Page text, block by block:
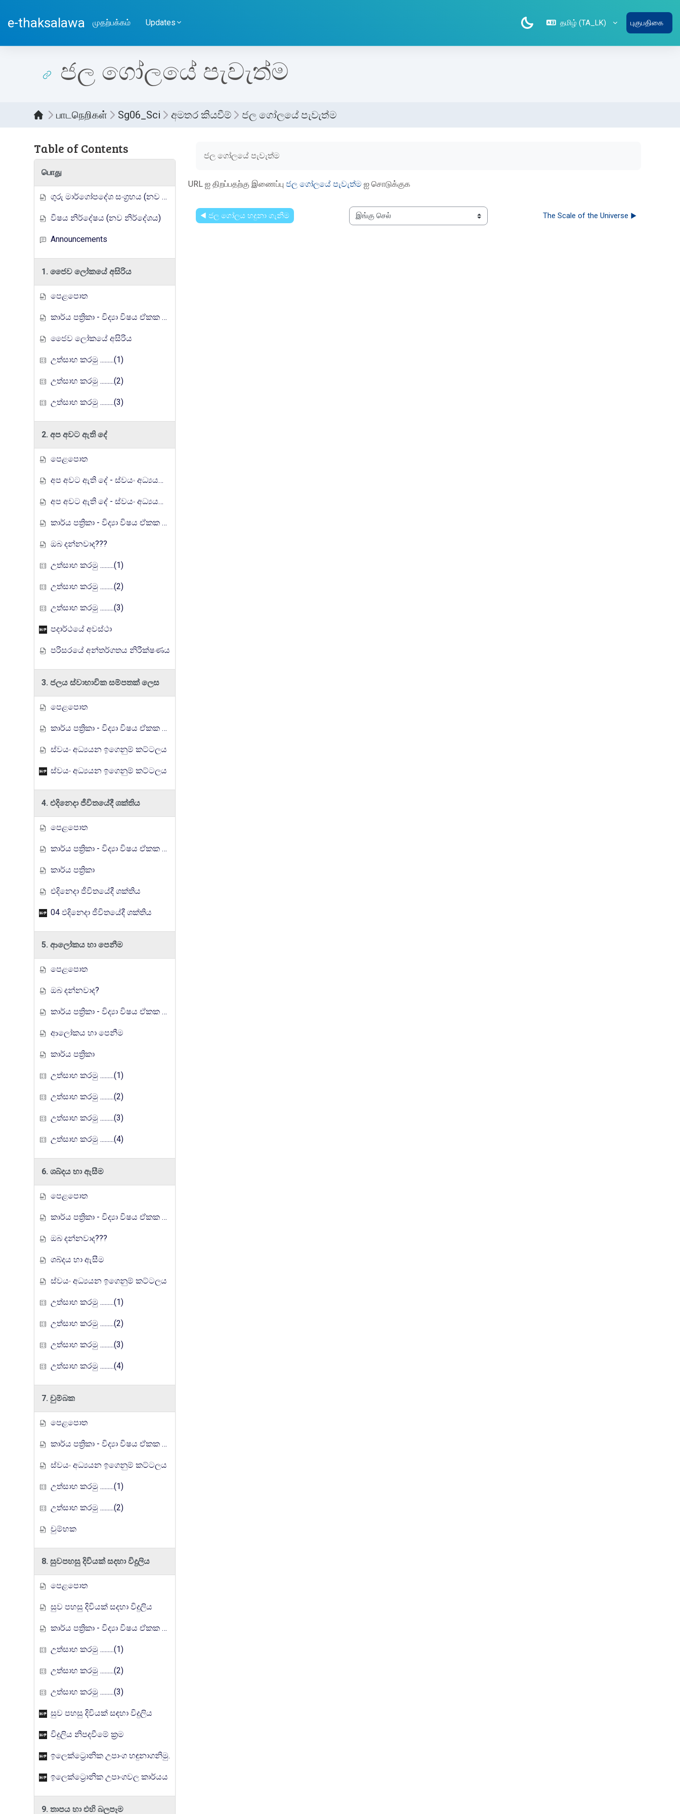
e-thaksalawa முதற்பக்கம் Updates தமிழ் ‎(TA_LK)‎ புகுபதிகை
ජල ගෝලයේ පැවැත්ම
பாடநெறிகள் Sg06_Sci අමතර කියවීම් ජල ගෝලයේ පැවැත්ම
Table of Contents
பொது
ගුරු මාර්ගෝපදේශ සංග්‍රහය (නව නිර්දේශය)
විෂය නිර්දේෂය (නව නිර්දේශය)
Announcements
1. ජෛව ලෝකයේ අසිරිය
පෙළපොත
කාර්ය පත්‍රිකා - විද්‍යා විෂය ඒකක සංවර්ධන වැඩසටහන, මතුගම අධ්‍යාපන කලාපය
ජෛව ලෝකයේ අසිරිය
උත්සාහ කරමු .........(1)
උත්සාහ කරමු .........(2)
උත්සාහ කරමු .........(3)
2. අප අවට ඇති දේ
පෙළපොත
අප අවට ඇති දේ - ස්වයං අධ්‍යයන ඉගෙනුම් කට්ටලය
අප අවට ඇති දේ - ස්වයං අධ්‍යයන ඉගෙනුම් කට්ටලය (පිළිතුරු)
කාර්ය පත්‍රිකා - විද්‍යා විෂය ඒකක සංවර්ධන වැඩසටහන, මතුගම අධ්‍යාපන කලාපය
ඔබ දන්නවාද???
උත්සාහ කරමු .........(1)
උත්සාහ කරමු .........(2)
උත්සාහ කරමු .........(3)
පදාර්ථයේ අවස්ථා
පරිසරයේ අන්තර්ගතය නිරීක්ෂණය
3. ජලය ස්වාභාවික සම්පතක් ලෙස
පෙළපොත
කාර්ය පත්‍රිකා - විද්‍යා විෂය ඒකක සංවර්ධන වැඩසටහන, මතුගම අධ්‍යාපන කලාපය
ස්වයං අධ්‍යයන ඉගෙනුම් කට්ටලය
ස්වයං අධ්‍යයන ඉගෙනුම් කට්ටලය
4. එදිනෙදා ජීවිතයේදී ශක්තිය
පෙළපොත
කාර්ය පත්‍රිකා - විද්‍යා විෂය ඒකක සංවර්ධන වැඩසටහන, මතුගම අධ්‍යාපන කලාපය
කාර්ය පත්‍රිකා
එදිනෙදා ජීවිතයේදී ශක්තිය
04 ඵදිනෙදා ජීවිතයේදී ශක්තිය
5. ආලෝකය හා පෙනීම
පෙළපොත
ඔබ දන්නවාද?
කාර්ය පත්‍රිකා - විද්‍යා විෂය ඒකක සංවර්ධන වැඩසටහන, මතුගම අධ්‍යාපන කලාපය
ආලෝකය හා පෙනීම
කාර්ය පත්‍රිකා
උත්සාහ කරමු .........(1)
උත්සාහ කරමු .........(2)
උත්සාහ කරමු .........(3)
උත්සාහ කරමු .........(4)
6. ශබ්දය හා ඇසීම
පෙළපොත
කාර්ය පත්‍රිකා - විද්‍යා විෂය ඒකක සංවර්ධන වැඩසටහන, මතුගම අධ්‍යාපන කලාපය
ඔබ දන්නවාද???
ශබ්දය හා ඇසීම
ස්වයං අධ්‍යයන ඉගෙනුම් කට්ටලය
උත්සාහ කරමු .........(1)
උත්සාහ කරමු .........(2)
උත්සාහ කරමු .........(3)
උත්සාහ කරමු .........(4)
7. චුම්බක
පෙළපොත
කාර්ය පත්‍රිකා - විද්‍යා විෂය ඒකක සංවර්ධන වැඩසටහන, මතුගම අධ්‍යාපන කලාපය
ස්වයං අධ්‍යයන ඉගෙනුම් කට්ටලය
උත්සාහ කරමු .........(1)
උත්සාහ කරමු .........(2)
චුම්භක
8. සුවපහසු දිවියක් සදහා විදුලිය
පෙළපොත
සුව පහසු දිවියක් සදහා විදුලිය
කාර්ය පත්‍රිකා - විද්‍යා විෂය ඒකක සංවර්ධන වැඩසටහන, මතුගම අධ්‍යාපන කලාපය
උත්සාහ කරමු .........(1)
උත්සාහ කරමු .........(2)
උත්සාහ කරමු .........(3)
සුව පහසු දිවියක් සඳහා විදුලිය
විදුලිය නිපදවීමේ ක්‍රම
ඉලෙක්ට්‍රොනික උපාංග හඳුනාගනිමු.
ඉලෙක්ට්‍රොනික උපාංගවල කාර්යය
9. තාපය හා එහි බලපෑම
ජල ගෝලයේ පැවැත්ම
URL ஐ திறப்பதற்கு இணைப்பு ජල ගෝලයේ පැවැත්ම ஐ சொடுக்குக
◀︎ ජල ගෝලය හදුනා ගැනීම
இங்கு செல்
The Scale of the Universe ▶︎